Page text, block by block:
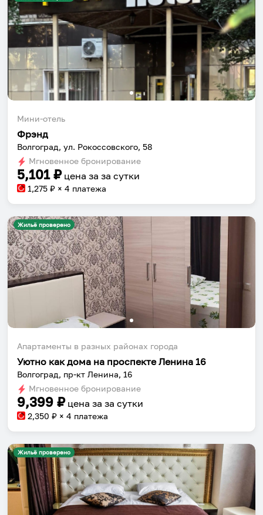
Мини-отель
Фрэнд
Волгоград, ул. Рокоссовского, 58
Мгновенное бронирование
5,101₽ цена за за сутки
1,275 ₽ × 4 платежа
Жильё проверено
Апартаменты в разных районах города
Уютно как дома на проспекте Ленина 16
Волгоград, пр-кт Ленина, 16
Мгновенное бронирование
9,399 ₽ цена за за сутки
2,350 ₽ × 4 платежа
Жильё проверено